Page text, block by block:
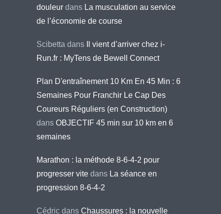
douleur dans La musculation au service
de l’économie de course
Scibetta dans
Il vient d’arriver chez i-
Run.fr : MyTens de Bewell Connect
Plan D'entraînement 10 Km En 45 Min : 6
Semaines Pour Franchir Le Cap Des
Coureurs Réguliers (en Construction)
dans OBJECTIF 45 min sur 10 km en 6
semaines
Marathon : la méthode 8-6-4-2 pour
progresser vite dans La séance en
progression 8-6-4-2
Cédric dans Chaussures : la nouvelle